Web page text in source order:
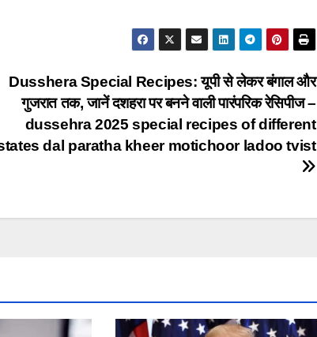
Dusshera Special Recipes: यूपी से लेकर बंगाल और
गुजरात तक, जानें दशहरा पर बनने वाली पारंपरिक रेसिपीज –
dussehra 2025 special recipes of different
dal paratha kheer motichoor ladoo tvist